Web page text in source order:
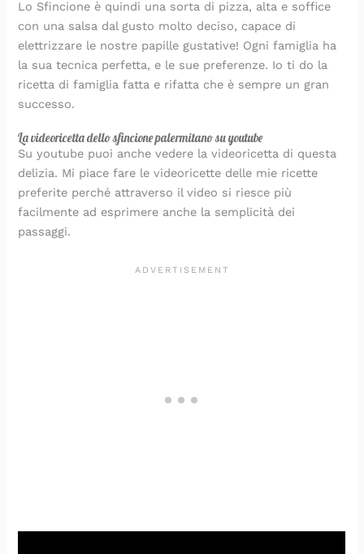
Lo Sfincione è quindi una sorta di pizza, alta e soffice
con una salsa dal gusto molto deciso, capace di
elettrizzare le nostre papille gustative! Ogni famiglia ha
la sua tecnica perfetta, e le sue preferenze. Io ti do la
ricetta di famiglia fatta e rifatta che è sempre un gran
successo.
La videoricetta dello sfincione palermitano su youtube
Su youtube puoi anche vedere la videoricetta di questa
delizia. Mi piace fare le videoricette delle mie ricette
preferite perché attraverso il video si riesce più
facilmente ad esprimere anche la semplicità dei
passaggi.